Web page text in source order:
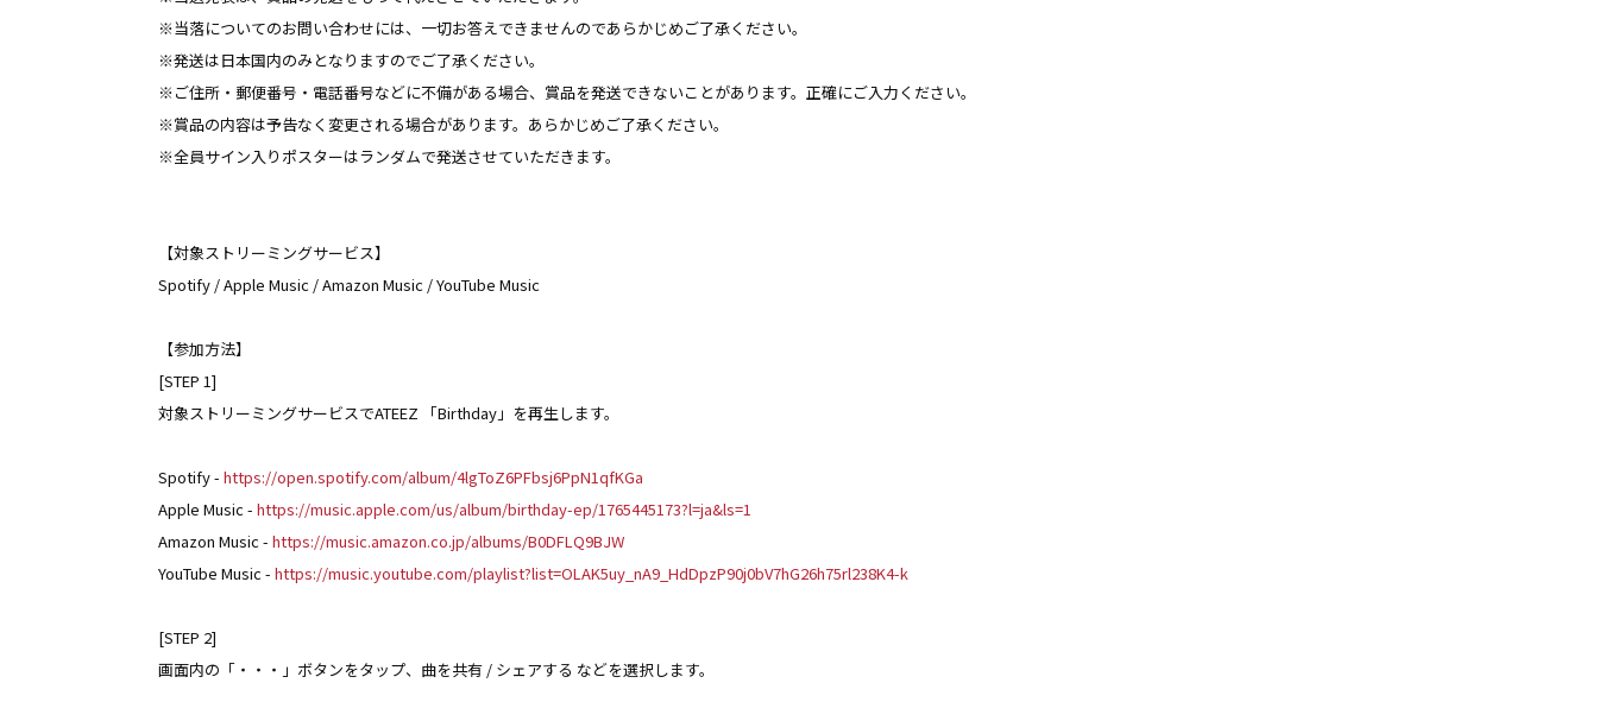
※当落についてのお問い合わせには、一切お答えできませんのであらかじめご了承ください。
※発送は日本国内のみとなりますのでご了承ください。
※ご住所・郵便番号・電話番号などに不備がある場合、賞品を発送できないことがあります。正確にご入力ください。
※賞品の内容は予告なく変更される場合があります。あらかじめご了承ください。
※全員サイン入りポスターはランダムで発送させていただきます。
【対象ストリーミングサービス】
Spotify / Apple Music / Amazon Music / YouTube Music
【参加方法】
[STEP 1]
対象ストリーミングサービスでATEEZ 「Birthday」を再生します。
Spotify - https://open.spotify.com/album/4lgToZ6PFbsj6PpN1qfKGa
Apple Music - https://music.apple.com/us/album/birthday-ep/1765445173?l=ja&ls=1
Amazon Music - https://music.amazon.co.jp/albums/B0DFLQ9BJW
YouTube Music - https://music.youtube.com/playlist?list=OLAK5uy_nA9_HdDpzP90j0bV7hG26h75rl238K4-k
[STEP 2]
画面内の「・・・」ボタンをタップ、曲を共有 / シェアする などを選択します。